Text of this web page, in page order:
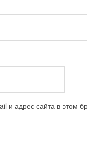
и адрес сайта в этом